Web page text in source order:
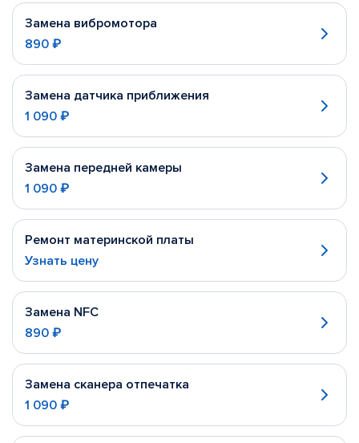
Замена вибромотора
890 ₽
Замена датчика приближения
1 090 ₽
Замена передней камеры
1 090 ₽
Ремонт материнской платы
Узнать цену
Замена NFC
890 ₽
Замена сканера отпечатка
1 090 ₽